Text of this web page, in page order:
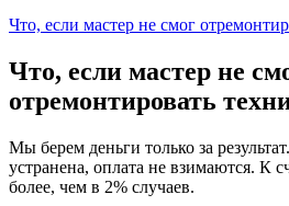
Что, если мастер не смог
Что, если мастер не
отремонтировать
Мы берем деньги только за
устранена, оплата не взимаются. К
более, чем в 2% случаев.